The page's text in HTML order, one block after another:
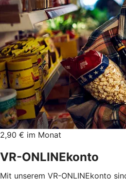
2,90 € im Monat
VR-ONLINEkonto
Mit unserem VR-ONLINEkonto